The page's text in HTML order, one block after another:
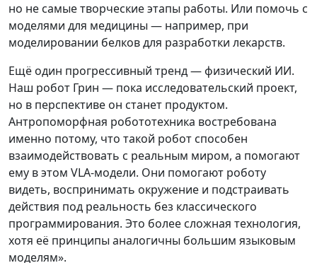
но не самые творческие этапы работы. Или помочь с
моделями для медицины — например, при
моделировании белков для разработки лекарств.
Ещё один прогрессивный тренд — физический ИИ.
Наш робот Грин — пока исследовательский проект,
но в перспективе он станет продуктом.
Антропоморфная робототехника востребована
именно потому, что такой робот способен
взаимодействовать с реальным миром, а помогают
ему в этом VLA-модели. Они помогают роботу
видеть, воспринимать окружение и подстраивать
действия под реальность без классического
программирования. Это более сложная технология,
хотя её принципы аналогичны большим языковым
моделям».